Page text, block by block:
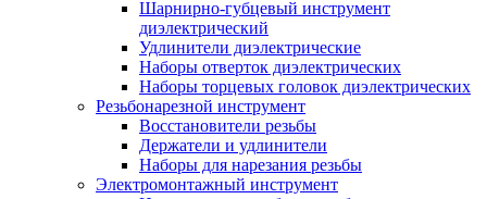
Шарнирно-губцевый инструмент
диэлектрический
Удлинители диэлектрические
Наборы отверток диэлектрических
Наборы торцевых головок диэлектрических
Резьбонарезной инструмент
Восстановители резьбы
Держатели и удлинители
Наборы для нарезания резьбы
Электромонтажный инструмент